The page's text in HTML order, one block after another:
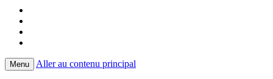
Menu Aller au contenu principal